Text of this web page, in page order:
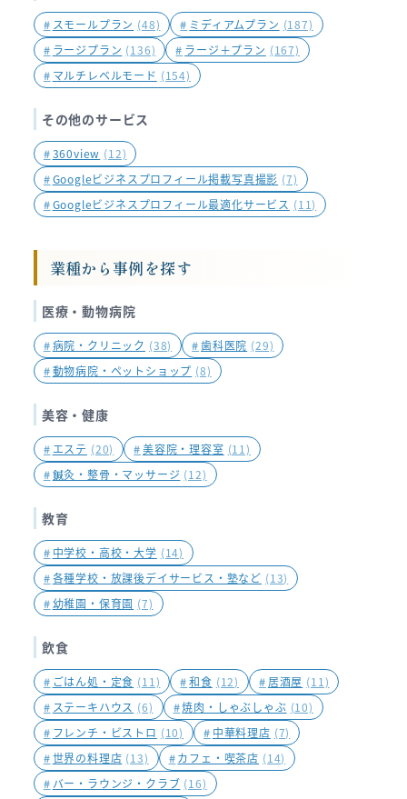
# スモールプラン (48) # ミディアムプラン (187)
# ラージプラン (136) # ラージ＋プラン (167)
# マルチレベルモード (154)
その他のサービス
#360view (12)
#Googleビジネスプロフィール掲載写真撮影 (7)
#Googleビジネスプロフィール最適化サービス (11)
業種から事例を探す
医療・動物病院
#病院・クリニック (38) #歯科医院 (29)
#動物病院・ペットショップ (8)
美容・健康
# エステ (20) #美容院・理容室 (11)
#鍼灸・整骨・マッサージ (12)
教育
# 中学校・高校・大学 (14)
#各種学校・放課後デイサービス・塾など (13)
#幼稚園・保育園 (7)
飲食
# ごはん処・定食 (11) #和食 (12) # 居酒屋 (11)
# ステーキハウス (6) #焼肉・しゃぶしゃぶ (10)
# フレンチ・ビストロ (10) # 中華料理店 (7)
#世界の料理店 (13) #カフェ・喫茶店 (14)
# バー・ラウンジ・クラブ (16)